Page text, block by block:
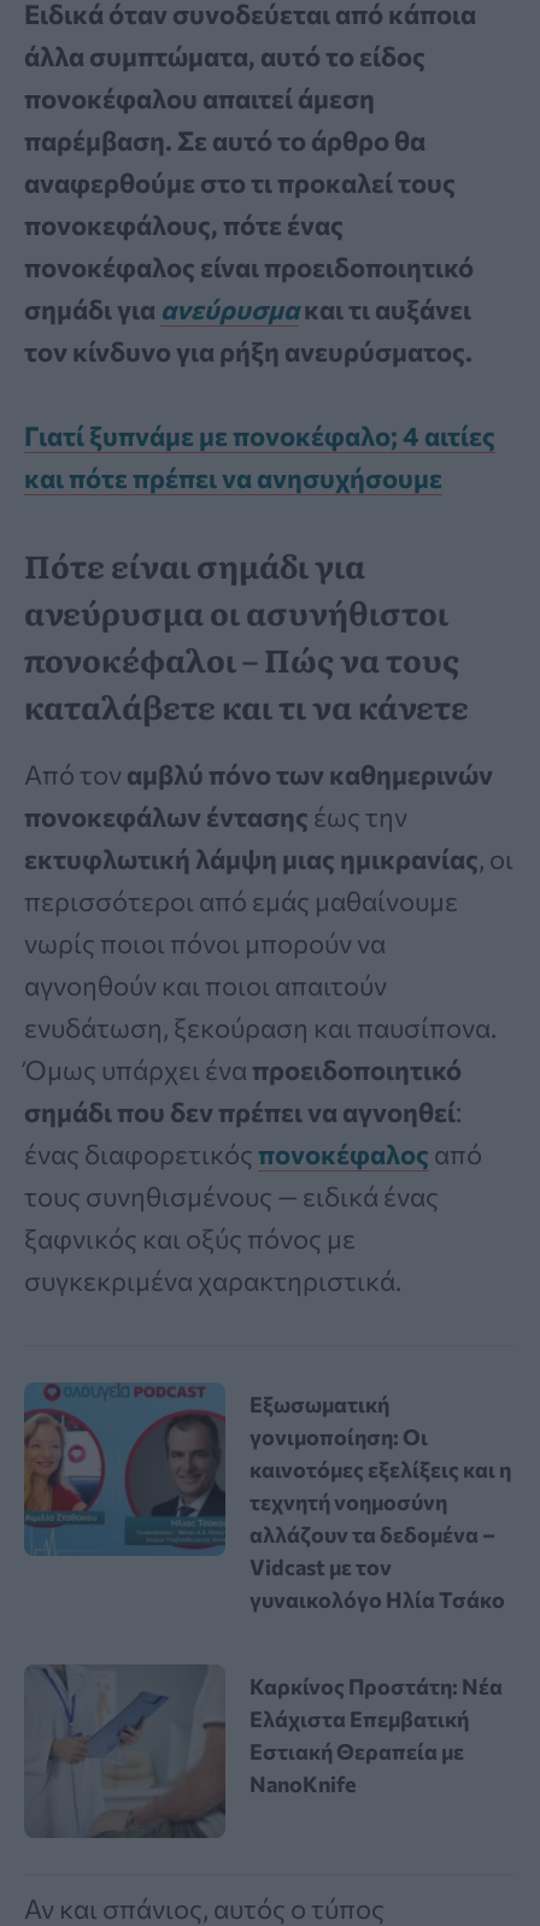
Ειδικά όταν συνοδεύεται από κάποια
άλλα συμπτώματα, αυτό το είδος
πονοκέφαλου απαιτεί άμεση
παρέμβαση. Σε αυτό το άρθρο θα
αναφερθούμε στο τι προκαλεί τους
πονοκεφάλους, πότε ένας
πονοκέφαλος είναι προειδοποιητικό
σημάδι για ανεύρυσμακαι τι αυξάνει
τον κίνδυνο για ρήξη ανευρύσματος.
Γιατί ξυπνάμε με πονοκέφαλο; 4 αιτίες
και πότε πρέπει να ανησυχήσουμε
Πότε είναι σημάδι για
ανεύρυσμα οι ασυνήθιστοι
πονοκέφαλοι – Πώς να τους
καταλάβετε και τι να κάνετε
Από τον αμβλύ πόνο των καθημερινών
πονοκεφάλων έντασης έως την
εκτυφλωτική λάμψη μιας ημικρανίας, οι
περισσότεροι από εμάς μαθαίνουμε
νωρίς ποιοι πόνοι μπορούν να
αγνοηθούν και ποιοι απαιτούν
ενυδάτωση, ξεκούραση και παυσίπονα.
Όμως υπάρχει ένα προειδοποιητικό
σημάδι που δεν πρέπει να αγνοηθεί:
ένας διαφορετικόςπονοκέφαλος από
τους συνηθισμένους — ειδικά ένας
ξαφνικός και οξύς πόνος με
συγκεκριμένα χαρακτηριστικά.
Εξωσωματική
γονιμοποίηση: Οι
καινοτόμες εξελίξεις και η
τεχνητή νοημοσύνη
αλλάζουν τα δεδομένα –
Vidcast με τον
γυναικολόγο Ηλία Τσάκο
Καρκίνος Προστάτη: Νέα
Ελάχιστα Επεμβατική
Εστιακή Θεραπεία με
NanoKnife
Αν και σπάνιος, αυτός ο τύπος